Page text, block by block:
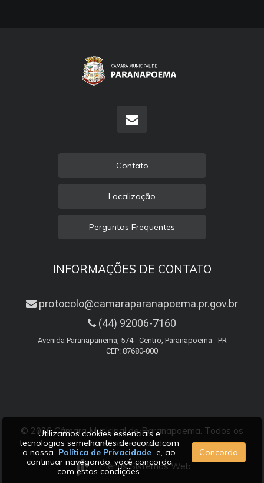
Contato
Localização
Perguntas Frequentes
INFORMAÇÕES DE CONTATO
protocolo@camaraparanapoema.pr.gov.br
(44) 92006-7160
Avenida Paranapanema, 574 - Centro, Paranapoema - PR
CEP: 87680-000
© 2026 Câmara Municipal de Paranapoema. Todos os
direitos reservados
Plenus Sistemas Web
Utilizamos cookies essenciais e
tecnologias semelhantes de acordo com
a nossa Política de Privacidade e, ao
continuar navegando, você concorda
com estas condições.
Concordo